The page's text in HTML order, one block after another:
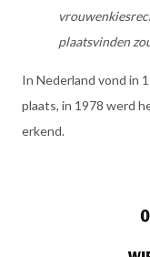
plaatsvinden
In Nederland vond in
plaats, in 1978 werd
erkend.